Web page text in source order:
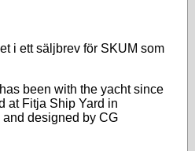
i ett säljbrev för SKUM som
been with the yacht since
at Fitja Ship Yard in
designed by CG